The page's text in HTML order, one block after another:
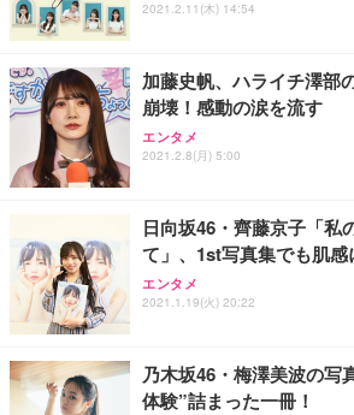
能 人間工学 椅子 腰サポート
務用 おしゃれ パソコンチェ
ANDWINT オフィスチェア デ
ッシュ 通気性 ランバーサポー
ス圧無段階昇降 360度回転 キ
ort/VGA スピーカー内蔵 高さ
【MiniLED/24.5inch/280Hz/
HOOTER Gaming Monitor
グモニター QD 24.5インチ
超厚型 お徳用 ワイド 100枚入
アイリスオーヤマ ペットシー
ュラー 200枚入【
2021.2.11(木) 14:54
加藤史帆、ハライチ澤部
崩壊！感動の涙を流す
エンタメ
2021.2.8(月) 5:00
日向坂46・齊藤京子「私
て」、1st写真集でも肌感
エンタメ
2021.1.19(火) 20:22
乃木坂46・梅澤美波の写
体験”詰まった一冊！